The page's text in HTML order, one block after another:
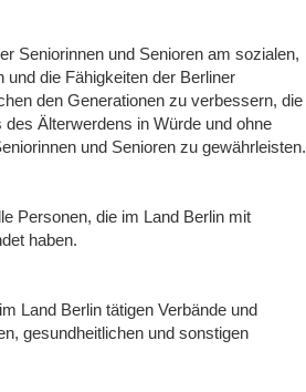
Seniorinnen und Senioren am sozialen,
und die Fähigkeiten der Berliner
den Generationen zu verbessern, die
Älterwerdens in Würde und ohne
und Senioren zu gewährleisten.
Personen, die im Land Berlin mit
haben.
Land Berlin tätigen Verbände und
gesundheitlichen und sonstigen